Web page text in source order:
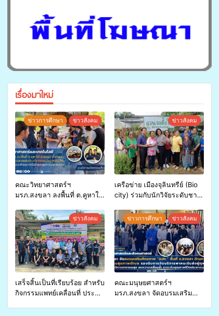
เรื่องมาใหม่
ข่าวการศึกษา ข่าวสังคม
คณะวิทยาศาสตร์ฯ
มรภ.สงขลา ลงพื้นที่ ต.คูหาใต้
ผลิตภัณฑ์จากการแปรรูป
หม่อนไหม ภายใต้กิจกรรม
พัฒนาเครือข่ายกลุ่มการปลูก
หม่อน
ข่าวสังคม
เครือข่าย เมืองจุลินทรีย์ (Bio
city) ร่วมกับนักวิจัยระดับชาติ
ประโยชน์จากสาหร่ายและ
เห็ดไมคอร์ไรซาสำหรับปลูกไม้
มีค่า-พืชเศรษฐกิจ”
ข่าวสังคม
เสร็จสิ้นเป็นที่เรียบร้อย สำหรับ
กิจกรรมแพทย์เคลื่อนที่ ประจำ
ข่าวการศึกษา ข่าวสังคม
คณะมนุษยศาสตร์ฯ
มรภ.สงขลา จัดอบรมเสริม